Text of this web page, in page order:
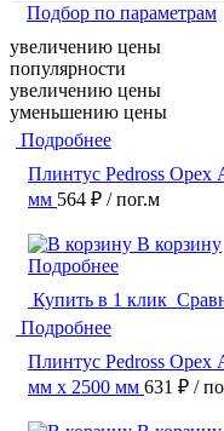
Подбор по параметрам
увеличению цены
популярности
увеличению цены
уменьшению цены
Подробнее
Плинтус Pedross
мм 564 ₽ / пог.м
В корзину
Подробнее
Купить в 1 клик
Подробнее
Плинтус Pedross
мм х 2500 мм 631 ₽ /